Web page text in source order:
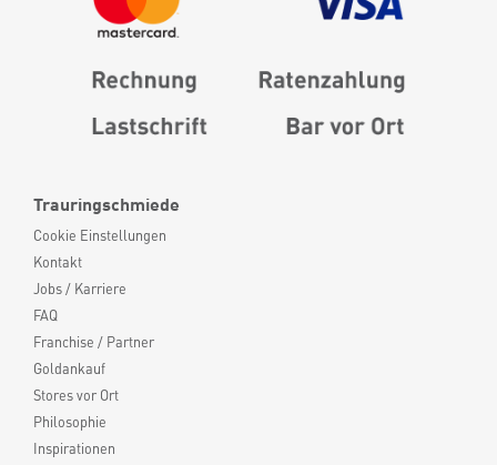
Trauringschmiede
Cookie Einstellungen
Kontakt
Jobs / Karriere
FAQ
Franchise / Partner
Goldankauf
Stores vor Ort
Philosophie
Inspirationen